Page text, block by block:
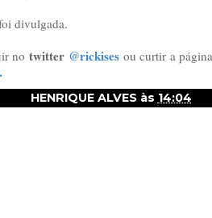
divulgada.
no twitter @rickises ou curtir a
HENRIQUE ALVES às 14:04